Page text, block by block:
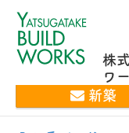
株
ワ
新築